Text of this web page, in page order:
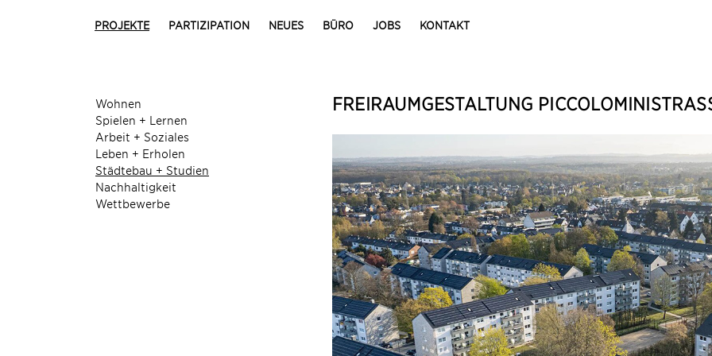
PROJEKTE PARTIZIPATION NEUES BÜRO JOBS KONTAKT
Wohnen
Spielen + Lernen
Arbeit + Soziales
Leben + Erholen
Städtebau + Studien
Nachhaltigkeit
Wettbewerbe
FREIRAUMGESTALTUNG